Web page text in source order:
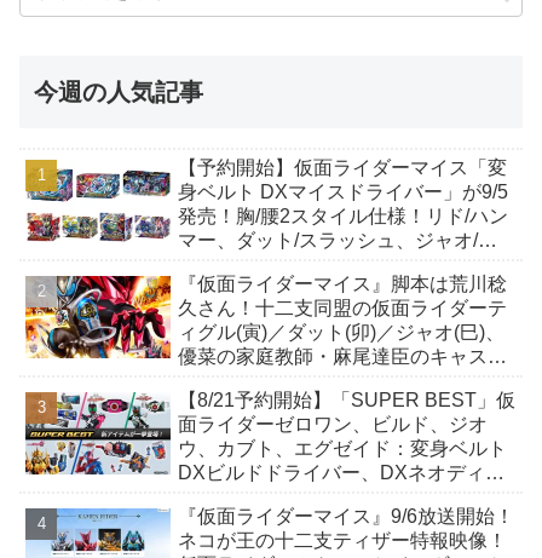
今週の人気記事
【予約開始】仮面ライダーマイス「変
身ベルト DXマイスドライバー」が9/5
発売！胸/腰2スタイル仕様！リド/ハン
マー、ダット/スラッシュ、ジャオ/バ
も！
『仮面ライダーマイス』脚本は荒川稔
久さん！十二支同盟の仮面ライダーテ
ィグル(寅)／ダット(卯)／ジャオ(巳)、
優菜の家庭教師・麻尾達臣のキャスト
んも変身！
【8/21予約開始】「SUPER BEST」仮
面ライダーゼロワン、ビルド、ジオ
ウ、カブト、エグゼイド：変身ベルト
DXビルドドライバー、DXネオディケ
か12点！
『仮面ライダーマイス』9/6放送開始！
ネコが王の十二支ティザー特報映像！